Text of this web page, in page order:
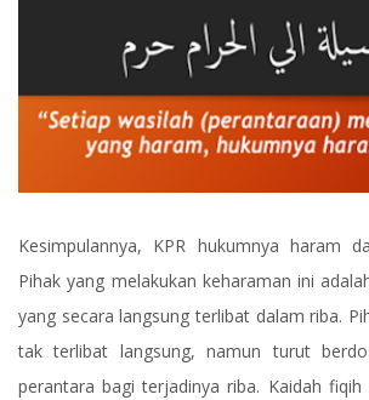
Kesimpulannya, KPR hukumnya haram
Pihak yang melakukan keharaman ini
yang secara langsung terlibat dalam riba.
tak terlibat langsung, namun turut
perantara bagi terjadinya riba. Kaidah